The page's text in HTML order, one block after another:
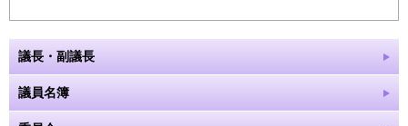
議長・副議長
議員名簿